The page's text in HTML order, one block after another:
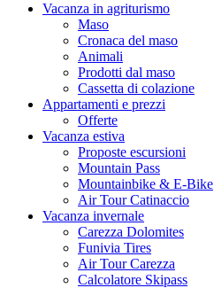
Vacanza in agriturismo
Maso
Cronaca del maso
Animali
Prodotti dal maso
Cassetta di colazione
Appartamenti e prezzi
Offerte
Vacanza estiva
Proposte escursioni
Mountain Pass
Mountainbike & E-Bike
Air Tour Catinaccio
Vacanza invernale
Carezza Dolomites
Funivia Tires
Air Tour Carezza
Calcolatore Skipass